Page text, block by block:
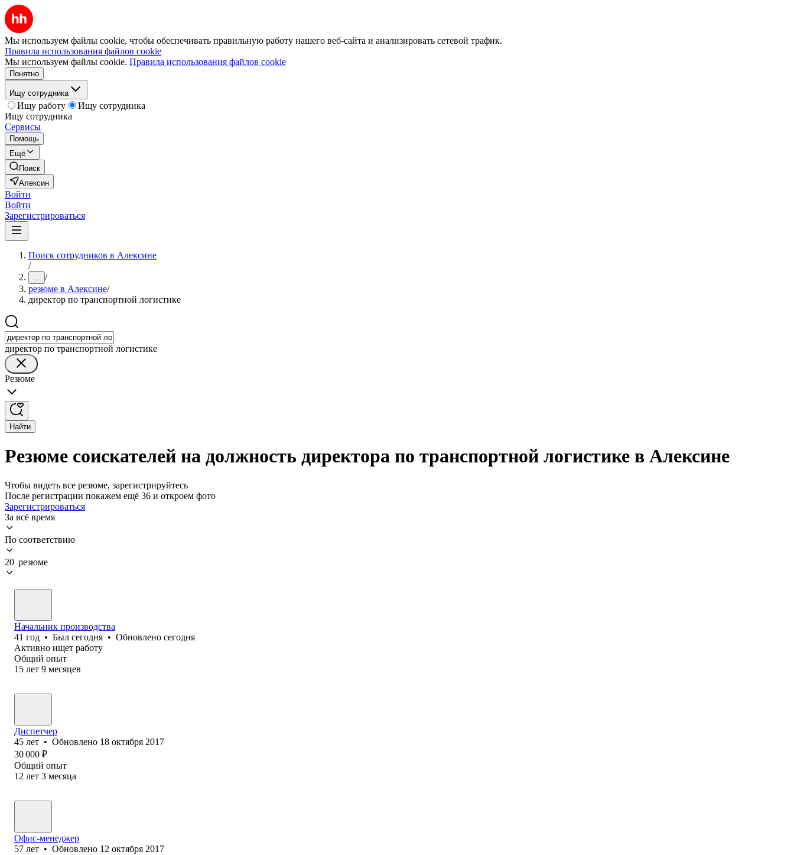
Мы используем файлы cookie, чтобы обеспечивать правильную работу нашего веб-сайта и анализировать сетевой трафик.
Правила использования файлов cookie
Мы используем файлы cookie. Правила использования файлов cookie
Понятно
Ищу сотрудника
Ищу работу
Ищу сотрудника
Ищу сотрудника
Сервисы
Помощь
Ещё
Поиск
Алексин
Войти
Войти
Зарегистрироваться
Поиск сотрудников в Алексине
/
... /
резюме в Алексине/
директор по транспортной логистике
директор по транспортной логистике
Резюме
Найти
Резюме соискателей на должность директора по транспортной логистике в Алексине
Чтобы видеть все резюме, зарегистрируйтесь
После регистрации покажем ещё 36 и откроем фото
Зарегистрироваться
За всё время
По соответствию
20 резюме
Начальник производства
41 год • Был сегодня • Обновлено сегодня
Активно ищет работу
Общий опыт
15 лет 9 месяцев
Диспетчер
45 лет • Обновлено 18 октября 2017
30 000 ₽
Общий опыт
12 лет 3 месяца
Офис-менеджер
57 лет • Обновлено 12 октября 2017